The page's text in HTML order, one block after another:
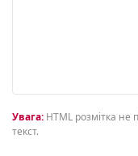
Увага: HTML розмітка не
текст.